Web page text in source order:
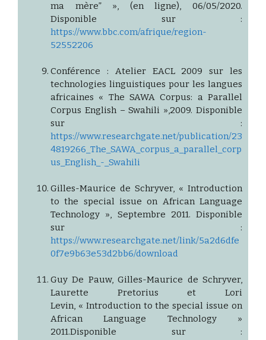
ma mère” », (en ligne), 06/05/2020.
Disponible sur :
https://www.bbc.com/afrique/region-
52552206
Conférence : Atelier EACL 2009 sur les
technologies linguistiques pour les langues
africaines « The SAWA Corpus: a Parallel
Corpus English – Swahili »,2009. Disponible
sur :
https://www.researchgate.net/publication/23
4819266_The_SAWA_corpus_a_parallel_corp
us_English_-_Swahili
Gilles-Maurice de Schryver, « Introduction
to the special issue on African Language
Technology », Septembre 2011. Disponible
sur :
https://www.researchgate.net/link/5a2d6dfe
0f7e9b63e53d2bb6/download
Guy De Pauw, Gilles-Maurice de Schryver,
Laurette Pretorius et Lori
Levin, « Introduction to the special issue on
African Language Technology »
2011.Disponible sur :